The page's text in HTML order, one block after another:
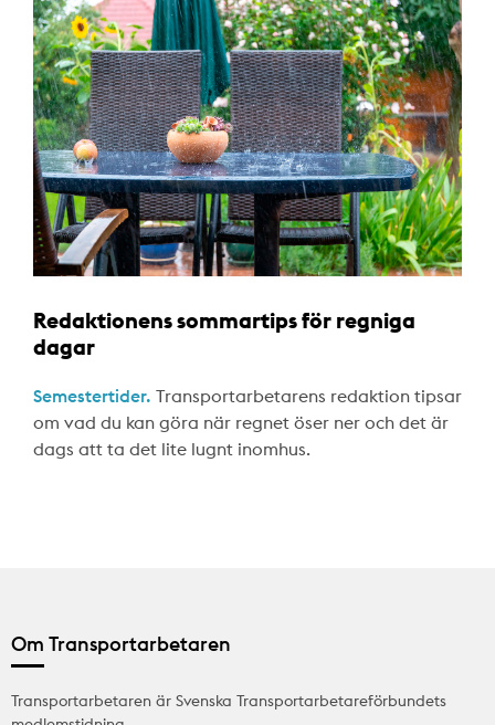
Redaktionens sommartips för regniga
dagar
Semestertider. Transportarbetarens redaktion tipsar
om vad du kan göra när regnet öser ner och det är
dags att ta det lite lugnt inomhus.
Om Transportarbetaren
Transportarbetaren är Svenska Transportarbetareförbundets